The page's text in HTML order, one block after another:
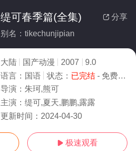
 分享
缇可春季篇(全集)
别名：tikechunjipian
大陆 国产动漫 2007
9.0
语言： 国语 状态： 已完结- 免费在线观看
导演： 朱珂,熊可
主演： 缇可,夏天,鹏鹏,露露
更新时间： 2024-04-30
 极速观看